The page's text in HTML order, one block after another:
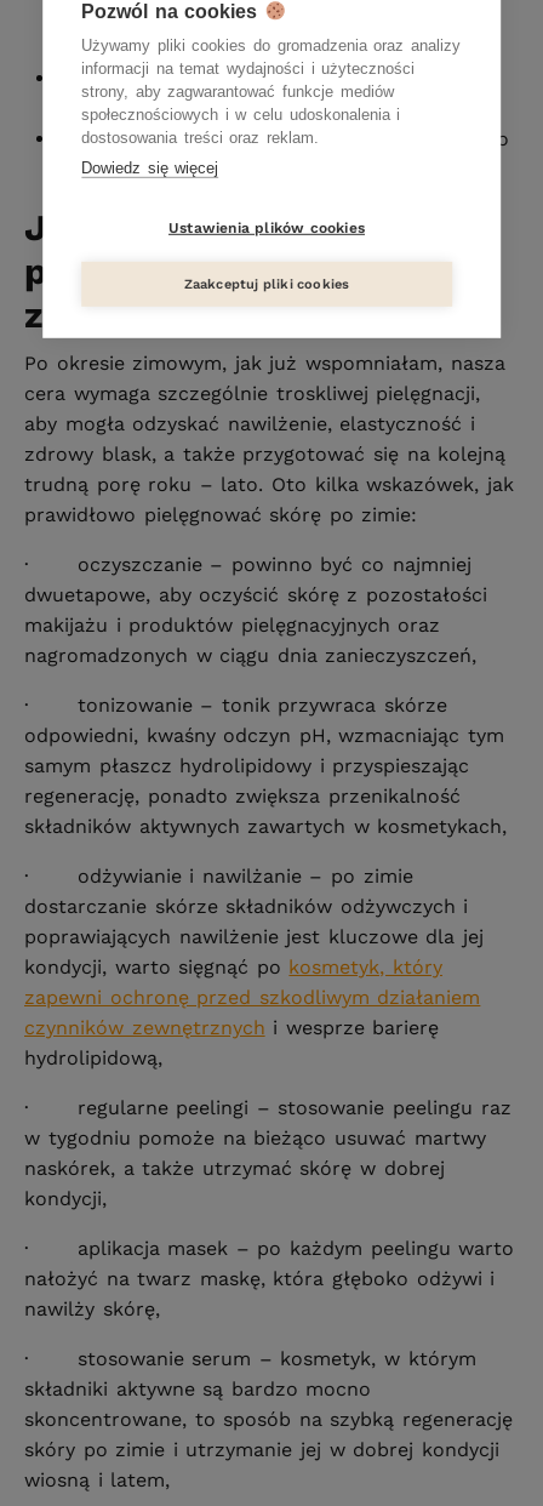
działanie promieni UV, które mogą uszkodzić
płaszcz hydrolipidowy.
Zawsze i bezwzględnie stosujmyochronę
przeciwsłoneczną
Pijmy dużo wody, co najmniej 1,5 l dziennie, bo
nawilżony organizm to nawilżona skóra.
Jak prawidłowo
pielęgnować skórę po
zimie?
Po okresie zimowym, jak już wspomniałam, nasza
cera wymaga szczególnie troskliwej pielęgnacji,
aby mogła odzyskać nawilżenie, elastyczność i
zdrowy blask, a także przygotować się na kolejną
trudną porę roku – lato. Oto kilka wskazówek, jak
prawidłowo pielęgnować skórę po zimie:
· oczyszczanie – powinno być co najmniej
dwuetapowe, aby oczyścić skórę z pozostałości
makijażu i produktów pielęgnacyjnych oraz
nagromadzonych w ciągu dnia zanieczyszczeń,
· tonizowanie – tonik przywraca skórze
odpowiedni, kwaśny odczyn pH, wzmacniając tym
samym płaszcz hydrolipidowy i przyspieszając
regenerację, ponadto zwiększa przenikalność
składników aktywnych zawartych w kosmetykach,
· odżywianie i nawilżanie – po zimie
dostarczanie skórze składników odżywczych i
poprawiających nawilżenie jest kluczowe dla jej
kondycji, warto sięgnąć po kosmetyk, który
zapewni ochronę przed szkodliwym działaniem
czynników zewnętrznych i wesprze barierę
hydrolipidową,
· regularne peelingi – stosowanie peelingu raz
w tygodniu pomoże na bieżąco usuwać martwy
naskórek, a także utrzymać skórę w dobrej
kondycji,
· aplikacja masek – po każdym peelingu warto
nałożyć na twarz maskę, która głęboko odżywi i
nawilży skórę,
· stosowanie serum – kosmetyk, w którym
składniki aktywne są bardzo mocno
skoncentrowane, to sposób na szybką regenerację
skóry po zimie i utrzymanie jej w dobrej kondycji
wiosną i latem,
Pozwól na cookies
Używamy pliki cookies do gromadzenia oraz analizy
informacji na temat wydajności i użyteczności
strony, aby zagwarantować funkcje mediów
społecznościowych i w celu udoskonalenia i
dostosowania treści oraz reklam.
Dowiedz się więcej
Ustawienia plików cookies
Zaakceptuj pliki cookies